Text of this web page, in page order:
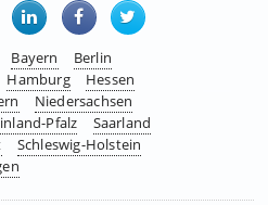
Bayern
Berlin
Hamburg
Hessen
Niedersachsen
Pfalz
Saarland
Schleswig-Holstein